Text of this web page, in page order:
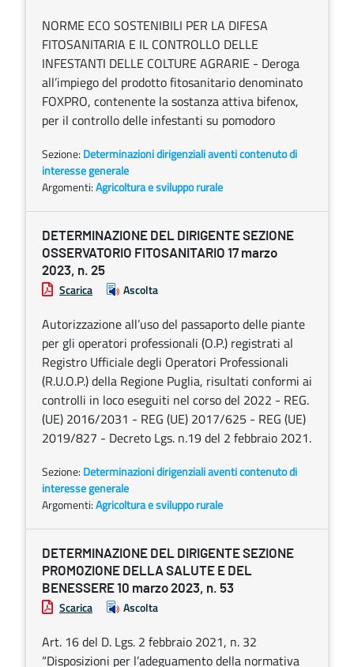
NORME ECO SOSTENIBILI PER LA DIFESA
FITOSANITARIA E IL CONTROLLO DELLE
INFESTANTI DELLE COLTURE AGRARIE - Deroga
all’impiego del prodotto fitosanitario denominato
FOXPRO, contenente la sostanza attiva bifenox,
per il controllo delle infestanti su pomodoro
Sezione: Determinazioni dirigenziali aventi contenuto di
interesse generale
Argomenti:Agricoltura e sviluppo rurale
DETERMINAZIONE DEL DIRIGENTE SEZIONE
OSSERVATORIO FITOSANITARIO 17 marzo
2023, n. 25
Scarica Ascolta
Autorizzazione all’uso del passaporto delle piante
per gli operatori professionali (O.P.) registrati al
Registro Ufficiale degli Operatori Professionali
(R.U.O.P.) della Regione Puglia, risultati conformi ai
controlli in loco eseguiti nel corso del 2022 - REG.
(UE) 2016/2031 - REG (UE) 2017/625 - REG (UE)
2019/827 - Decreto Lgs. n.19 del 2 febbraio 2021.
Sezione: Determinazioni dirigenziali aventi contenuto di
interesse generale
Argomenti:Agricoltura e sviluppo rurale
DETERMINAZIONE DEL DIRIGENTE SEZIONE
PROMOZIONE DELLA SALUTE E DEL
BENESSERE 10 marzo 2023, n. 53
Scarica Ascolta
Art. 16 del D. Lgs. 2 febbraio 2021, n. 32
“Disposizioni per l’adeguamento della normativa